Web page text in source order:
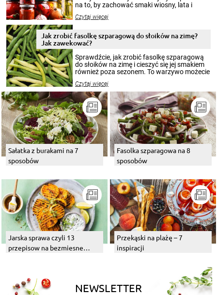
na to, by zachować smaki wiosny, lata i
krajobrazów, by cieszyć nimi oko w sezonie
pełni poczuć atmosferę cieplejszych
miesięcy. Przygotowanie słoików ze
patenty, które pozwolą zachować świeżość
przetworów.
Czytaj więcej
Jak zrobić fasolkę szparagową do słoików na zimę?
Jak zawekować?
Sprawdźcie, jak zrobić fasolkę szparagową
do słoików na zimę i cieszyć się jej smakiem
również poza sezonem. To warzywo możecie
nasze propozycje!
Czytaj więcej
Sałatka z burakami na 7
sposobów
Fasolka szparagowa na 8
sposobów
Jarska sprawa czyli 13
przepisow na bezmiesne
Przekąski na plażę – 7
inspiracji
NEWSLETTER